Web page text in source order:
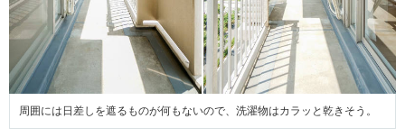
周囲には日差しを遮るものが何もないので、洗濯物はカラッと乾きそう。